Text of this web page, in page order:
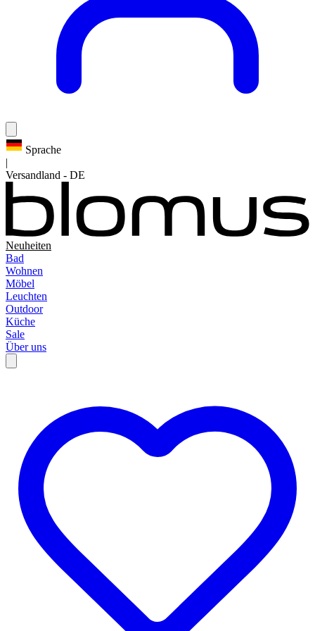
Sprache
|
Versandland - DE
Neuheiten
Bad
Wohnen
Möbel
Leuchten
Outdoor
Küche
Sale
Über uns